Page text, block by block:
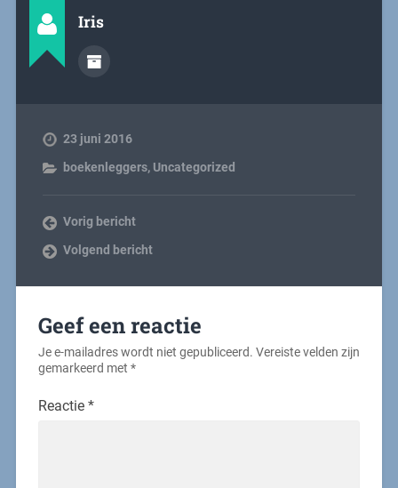
Iris
23 juni 2016
boekenleggers, Uncategorized
Vorig bericht
Volgend bericht
Geef een reactie
Je e-mailadres wordt niet gepubliceerd. Vereiste velden zijn
gemarkeerd met *
Reactie *